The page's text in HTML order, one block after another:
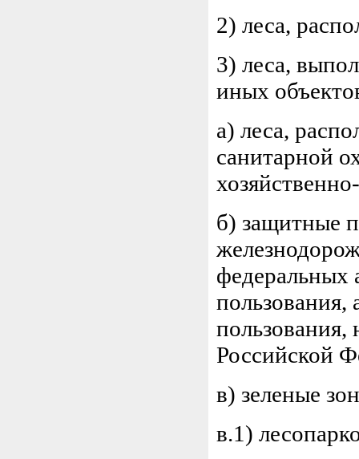
2) леса,
3) леса,
иных
а) леса,
санитарной
б) защитные
федеральных
пользования,
пользования,
Российской
в) зеленые
в.1)